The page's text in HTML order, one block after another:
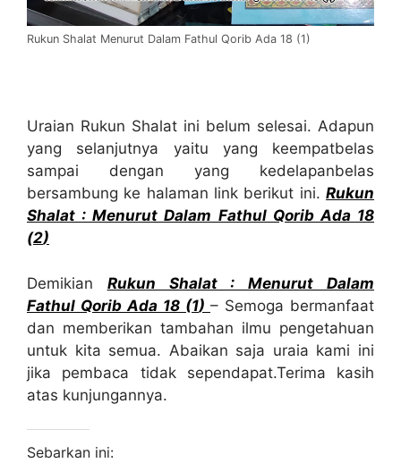
Rukun Shalat Menurut Dalam Fathul Qorib Ada 18 (1)
Uraian Rukun Shalat ini belum selesai. Adapun
yang selanjutnya yaitu yang keempatbelas
sampai dengan yang kedelapanbelas
bersambung ke halaman link berikut ini. Rukun
Shalat : Menurut Dalam Fathul Qorib Ada 18
(2)
Demikian Rukun Shalat : Menurut Dalam
Fathul Qorib Ada 18 (1) – Semoga bermanfaat
dan memberikan tambahan ilmu pengetahuan
untuk kita semua. Abaikan saja uraia kami ini
jika pembaca tidak sependapat.Terima kasih
atas kunjungannya.
Sebarkan ini: